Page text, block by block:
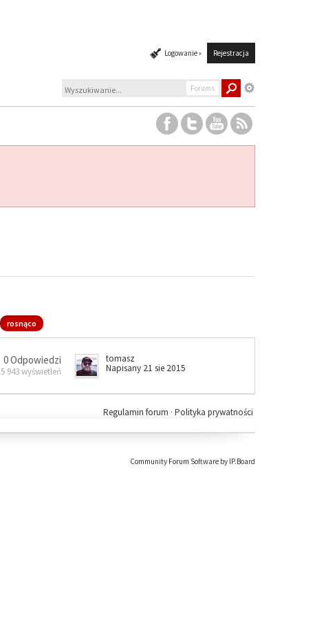
Logowanie » Rejestracja
Forums
rosnąco
0 Odpowiedzi
5 943 wyświetleń
tomasz
Napisany 21 sie 2015
Polityka prywatności
Regulamin forum ·
Community Forum Software by IP.Board